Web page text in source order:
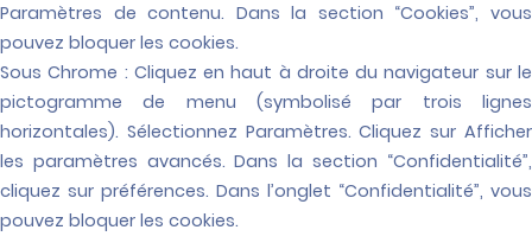
Paramètres de contenu. Dans la section “Cookies”, vous
pouvez bloquer les cookies.
Sous Chrome : Cliquez en haut à droite du navigateur sur le
pictogramme de menu (symbolisé par trois lignes
horizontales). Sélectionnez Paramètres. Cliquez sur Afficher
les paramètres avancés. Dans la section “Confidentialité”,
cliquez sur préférences. Dans l’onglet “Confidentialité”, vous
pouvez bloquer les cookies.